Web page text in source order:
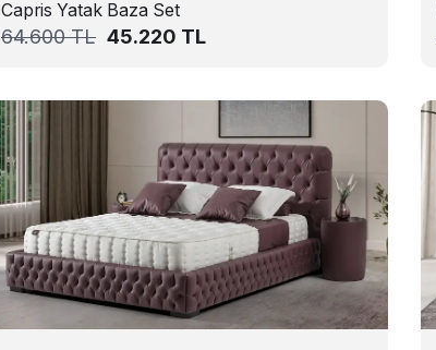
Capris Yatak Baza Set
64.600TL 45.220 TL